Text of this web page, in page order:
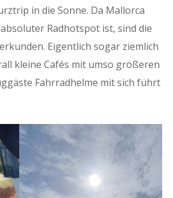
in die Sonne. Da Mallorca
Radhotspot ist, sind die
Eigentlich sogar ziemlich
kleine Cafés mit umso größeren
Fahrradhelme mit sich führt